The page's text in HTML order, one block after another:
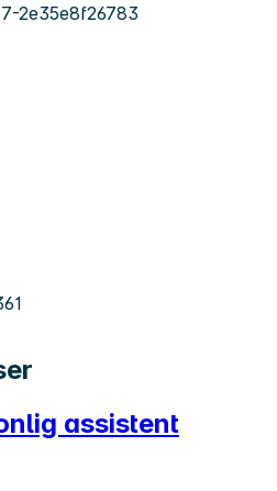
2e35e8f26783
assistent